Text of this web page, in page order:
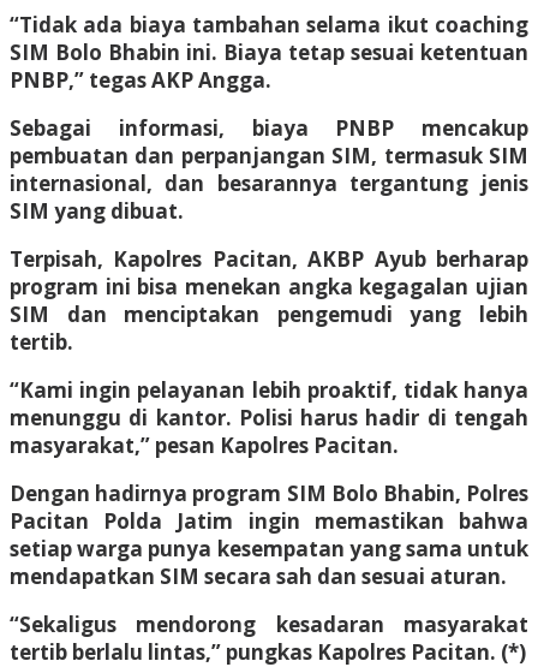
“Tidak ada biaya tambahan selama ikut coaching
SIM Bolo Bhabin ini. Biaya tetap sesuai ketentuan
PNBP,” tegas AKP Angga.
Sebagai informasi, biaya PNBP mencakup
pembuatan dan perpanjangan SIM, termasuk SIM
internasional, dan besarannya tergantung jenis
SIM yang dibuat.
Terpisah, Kapolres Pacitan, AKBP Ayub berharap
program ini bisa menekan angka kegagalan ujian
SIM dan menciptakan pengemudi yang lebih
tertib.
“Kami ingin pelayanan lebih proaktif, tidak hanya
menunggu di kantor. Polisi harus hadir di tengah
masyarakat,” pesan Kapolres Pacitan.
Dengan hadirnya program SIM Bolo Bhabin, Polres
Pacitan Polda Jatim ingin memastikan bahwa
setiap warga punya kesempatan yang sama untuk
mendapatkan SIM secara sah dan sesuai aturan.
“Sekaligus mendorong kesadaran masyarakat
tertib berlalu lintas,” pungkas Kapolres Pacitan. (*)